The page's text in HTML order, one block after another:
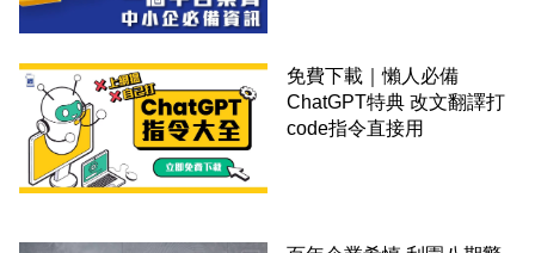
免費下載｜懶人必備
ChatGPT特典 改文翻譯打
code指令直接用